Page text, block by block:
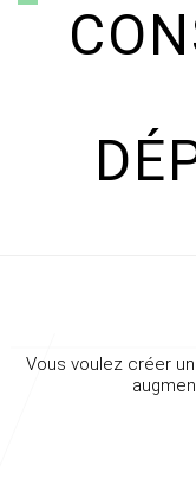
Vous voulez créer